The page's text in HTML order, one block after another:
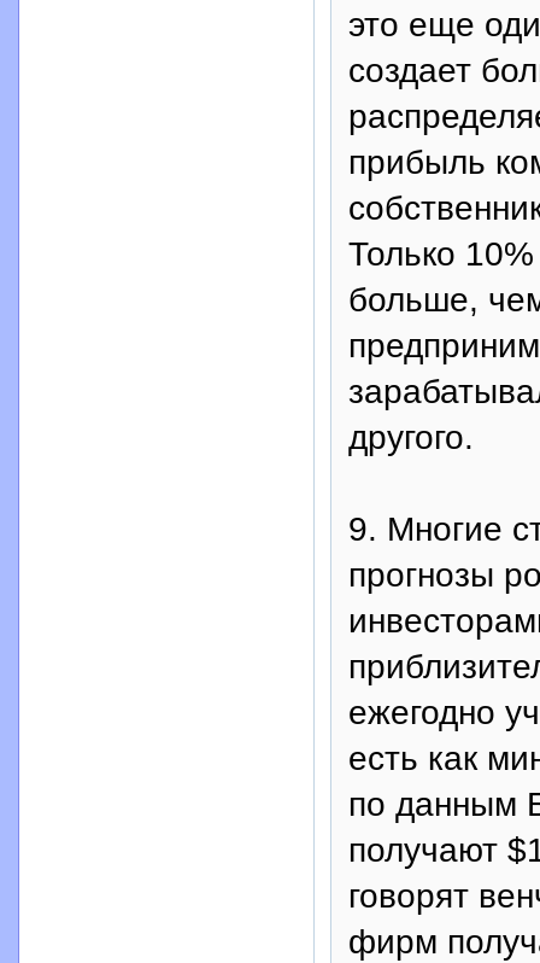
это еще
создает
прибыль
Только
больше,
другого.
9. Многие
прогнозы
ежегодно
есть как
по данным
получают
говорят
фирм